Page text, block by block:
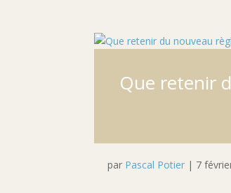
Que retenir
par Pascal Potier | 7